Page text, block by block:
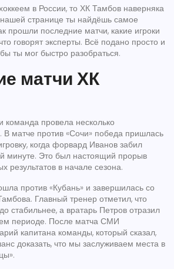
в России, то ХК Тамбов наверняка
странице ты найдёшь самое
прошли последние матчи, какие игроки
говорят эксперты. Всё подано просто и
ты мог быстро разобраться.
матчи ХК
команда провела несколько
В матче против «Сочи» победа пришлась
когда форвард Иванов забил
минуте. Это был настоящий прорыв
результатов в начале сезона.
против «Кубань» и завершилась со
Главный тренер отметил, что
стабильнее, а вратарь Петров отразил
периоде. После матча СМИ
капитана команды, который сказал,
доказать, что мы заслуживаем места в